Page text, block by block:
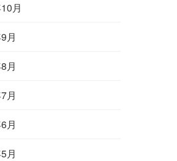
月
月
月
月
月
月